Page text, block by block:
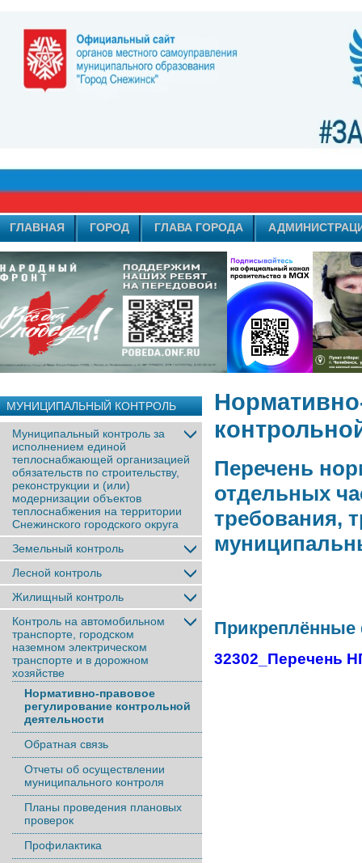
ГЛАВНАЯ ГОРОД ГЛАВА ГОРОДА
МУНИЦИПАЛЬНЫЙ КОНТРОЛЬ
Муниципальный контроль за
исполнением единой
теплоснабжающей организацией
обязательств по строительству,
реконструкции и (или)
модернизации объектов
теплоснабжения на территории
Снежинского городского округа
Земельный контроль
Лесной контроль
Жилищный контроль
Контроль на автомобильном
транспорте, городском
наземном электрическом
транспорте и в дорожном
хозяйстве
Нормативно-правовое
регулирование контрольной
деятельности
Обратная связь
Отчеты об осуществлении
муниципального контроля
Планы проведения плановых
проверок
Профилактика
Перечень
отдельных
требования,
32302_Перечень